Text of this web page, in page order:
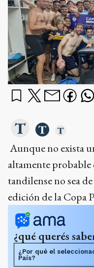
Aunque no exista
altamente probable
tandilense no sea
edición de la Copa
¿qué querés
¿Por qué el
País?